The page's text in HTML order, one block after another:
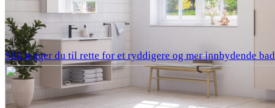
Slik legger du til rette for et ryddigere og mer innbydende bad